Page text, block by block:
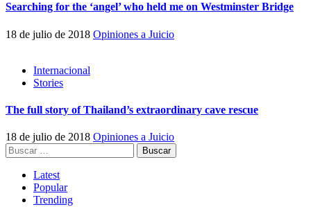
Searching for the ‘angel’ who held me on Westminster Bridge
18 de julio de 2018 Opiniones a Juicio
Internacional
Stories
The full story of Thailand’s extraordinary cave rescue
18 de julio de 2018 Opiniones a Juicio
Buscar:
Latest
Popular
Trending